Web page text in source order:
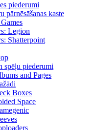
piederumi
pārnēsāšanas kaste
Legion
Shatterpoint
spēļu piederumi
and Pages
Boxes
Space